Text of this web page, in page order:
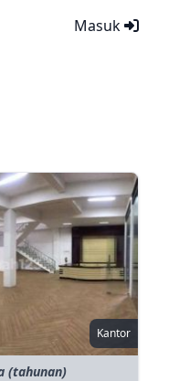
Masuk
Kantor
(tahunan)